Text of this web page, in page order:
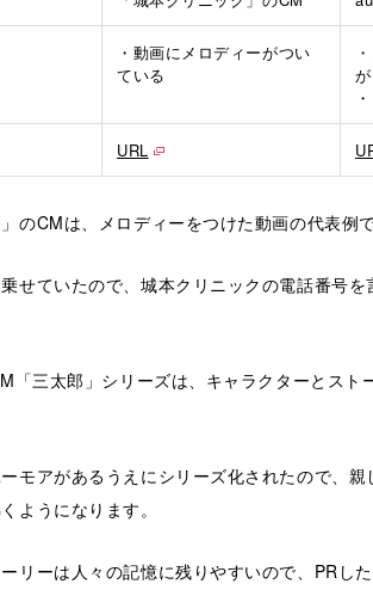
・動画にメロディーがつい
ている
URL
」のCMは、メロディーをつけた動画の代表例
せていたので、城本クリニックの電話番号
「三太郎」シリーズは、キャラクターとスト
モアがあるうえにシリーズ化されたので、
ようになります。
リーは人々の記憶に残りやすいので、PRし